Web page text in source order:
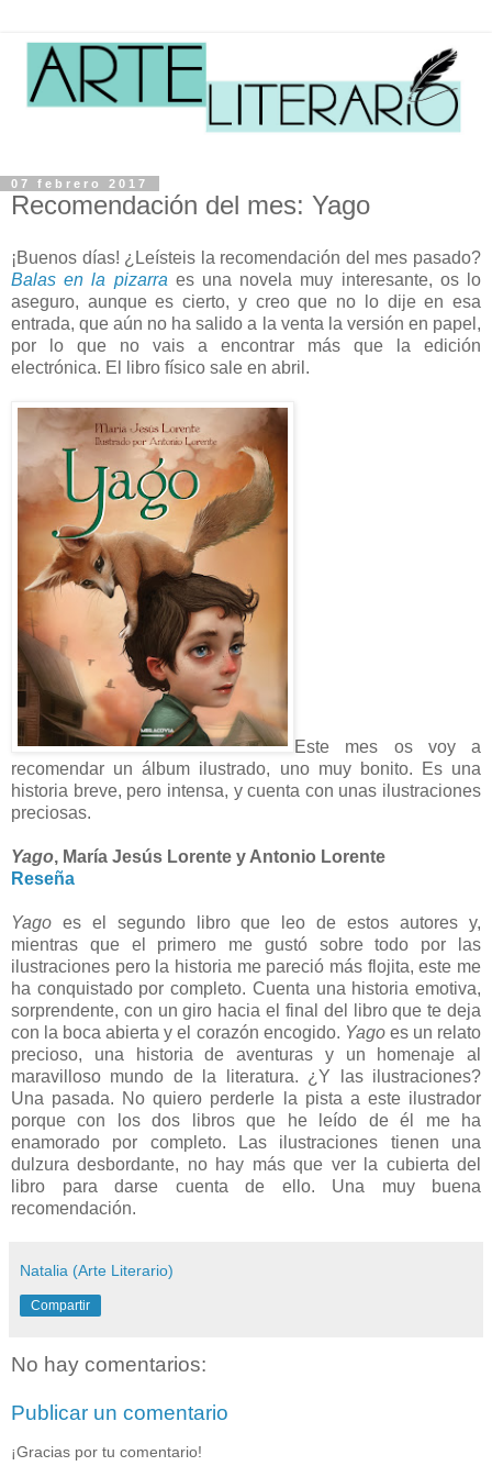
07 febrero 2017
Recomendación del mes: Yago
¡Buenos días! ¿Leísteis la recomendación del mes pasado?
Balas en la pizarra es una novela muy interesante, os lo
aseguro, aunque es cierto, y creo que no lo dije en esa
entrada, que aún no ha salido a la venta la versión en papel,
por lo que no vais a encontrar más que la edición
electrónica. El libro físico sale en abril.
Este mes os voy a
recomendar un álbum ilustrado, uno muy bonito. Es una
historia breve, pero intensa, y cuenta con unas ilustraciones
preciosas.
Yago, María Jesús Lorente y Antonio Lorente
Reseña
Yago es el segundo libro que leo de estos autores y,
mientras que el primero me gustó sobre todo por las
ilustraciones pero la historia me pareció más flojita, este me
ha conquistado por completo. Cuenta una historia emotiva,
sorprendente, con un giro hacia el final del libro que te deja
con la boca abierta y el corazón encogido. Yagoes un relato
precioso, una historia de aventuras y un homenaje al
maravilloso mundo de la literatura. ¿Y las ilustraciones?
Una pasada. No quiero perderle la pista a este ilustrador
porque con los dos libros que he leído de él me ha
enamorado por completo. Las ilustraciones tienen una
dulzura desbordante, no hay más que ver la cubierta del
libro para darse cuenta de ello. Una muy buena
recomendación.
Natalia (Arte Literario)
Compartir
No hay comentarios:
Publicar un comentario
¡Gracias por tu comentario!